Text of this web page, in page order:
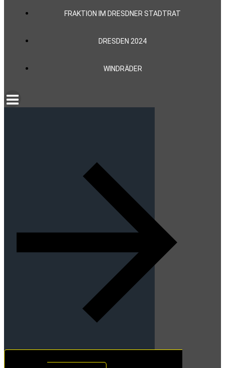
FRAKTION IM DRESDNER STADTRAT
DRESDEN 2024
WINDRÄDER